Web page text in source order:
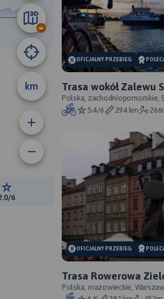
km
11 km
pokonanie trasy:
Ocena trasy:
6
OFICJALNY PRZEBIEG
Trasa wokół Zalewu
- oficjalny przebieg
Polska, zachodniopomorskie,
5.4/6
294 km
OFICJALNY PRZEBIEG
Trasa Rowerowa
Warszawa - Gdańsk -
Polska, mazowieckie,